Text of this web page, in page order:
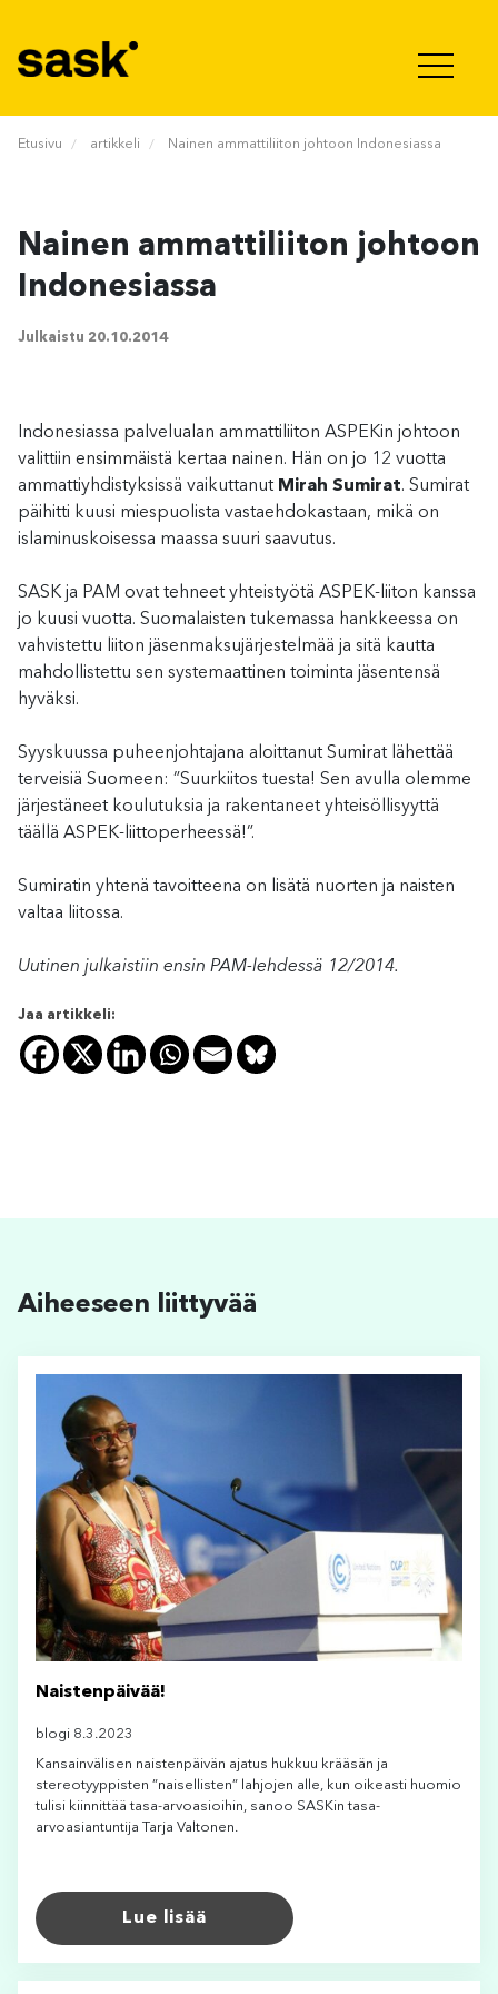
Etusivu artikkeli Nainen ammattiliiton johtoon Indonesiassa
Nainen ammattiliiton johtoon
Indonesiassa
Julkaistu 20.10.2014
Indonesiassa palvelualan ammattiliiton ASPEKin johtoon
valittiin ensimmäistä kertaa nainen. Hän on jo 12 vuotta
ammattiyhdistyksissä vaikuttanut Mirah Sumirat. Sumirat
päihitti kuusi miespuolista vastaehdokastaan, mikä on
islaminuskoisessa maassa suuri saavutus.
SASK ja PAM ovat tehneet yhteistyötä ASPEK-liiton kanssa
jo kuusi vuotta. Suomalaisten tukemassa hankkeessa on
vahvistettu liiton jäsenmaksujärjestelmää ja sitä kautta
mahdollistettu sen systemaattinen toiminta jäsentensä
hyväksi.
Syyskuussa puheenjohtajana aloittanut Sumirat lähettää
terveisiä Suomeen: ”Suurkiitos tuesta! Sen avulla olemme
järjestäneet koulutuksia ja rakentaneet yhteisöllisyyttä
täällä ASPEK-liittoperheessä!”.
Sumiratin yhtenä tavoitteena on lisätä nuorten ja naisten
valtaa liitossa.
Uutinen julkaistiin ensin PAM-lehdessä 12/2014.
Jaa artikkeli:
Aiheeseen liittyvää
Naistenpäivää!
blogi 8.3.2023
Kansainvälisen naistenpäivän ajatus hukkuu krääsän ja
stereotyyppisten ”naisellisten” lahjojen alle, kun oikeasti huomio
tulisi kiinnittää tasa-arvoasioihin, sanoo SASKin tasa-
arvoasiantuntija Tarja Valtonen.
Lue lisää